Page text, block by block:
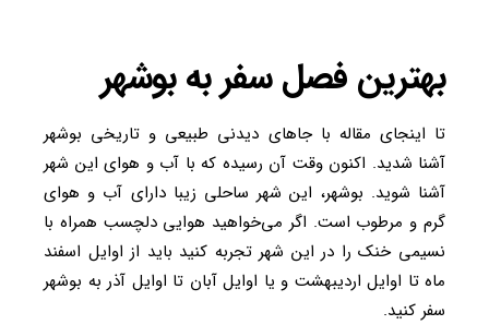
بهترین فصل سفر به بوشهر
تا اینجای مقاله با جاهای دیدنی طبیعی و تاریخی بوشهر
آشنا شدید. اکنون وقت آن رسیده که با آب و هوای این شهر
آشنا شوید. بوشهر، این شهر ساحلی زیبا دارای آب و هوای
گرم و مرطوب است. اگر می‌خواهید هوایی دلچسب همراه با
نسیمی خنک را در این شهر تجربه کنید باید از اوایل اسفند
ماه تا اوایل اردیبهشت و یا اوایل آبان تا اوایل آذر به بوشهر
سفر کنید.